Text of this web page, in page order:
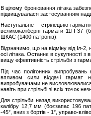
В цілому бронювання літака
підвищувалася застосуванням
Наступальне стрілецько-
великокаліберні гармати 11П-37
ШКАС (1400 патронів).
Відзначимо, що на відміну від Іл-
осі літака. Останнє в сукупності
вищу ефективність стрільби з
Під час полігонних випробувань
впливом сили віддачі гармат
випробувачами не висловлювалися:
навіть при стрільбі зі всіх точок
Для стрільби назад
калібру 12,7 мм (боєзапас 196
-45°, вниз з бортів - 1°, управо-